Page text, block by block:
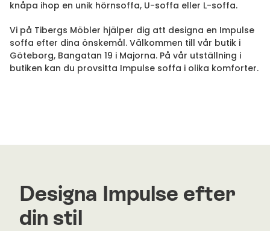
knåpa ihop en unik hörnsoffa, U-soffa eller L-soffa.
Vi på Tibergs Möbler hjälper dig att designa en Impulse
soffa efter dina önskemål. Välkommen till vår butik i
Göteborg, Bangatan 19 i Majorna. På vår utställning i
butiken kan du provsitta Impulse soffa i olika komforter.
Designa Impulse efter
din stil